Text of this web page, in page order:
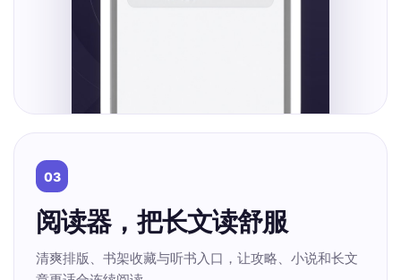
03
阅读器，把长文读舒服
清爽排版、书架收藏与听书入口，让攻略、小说和长文